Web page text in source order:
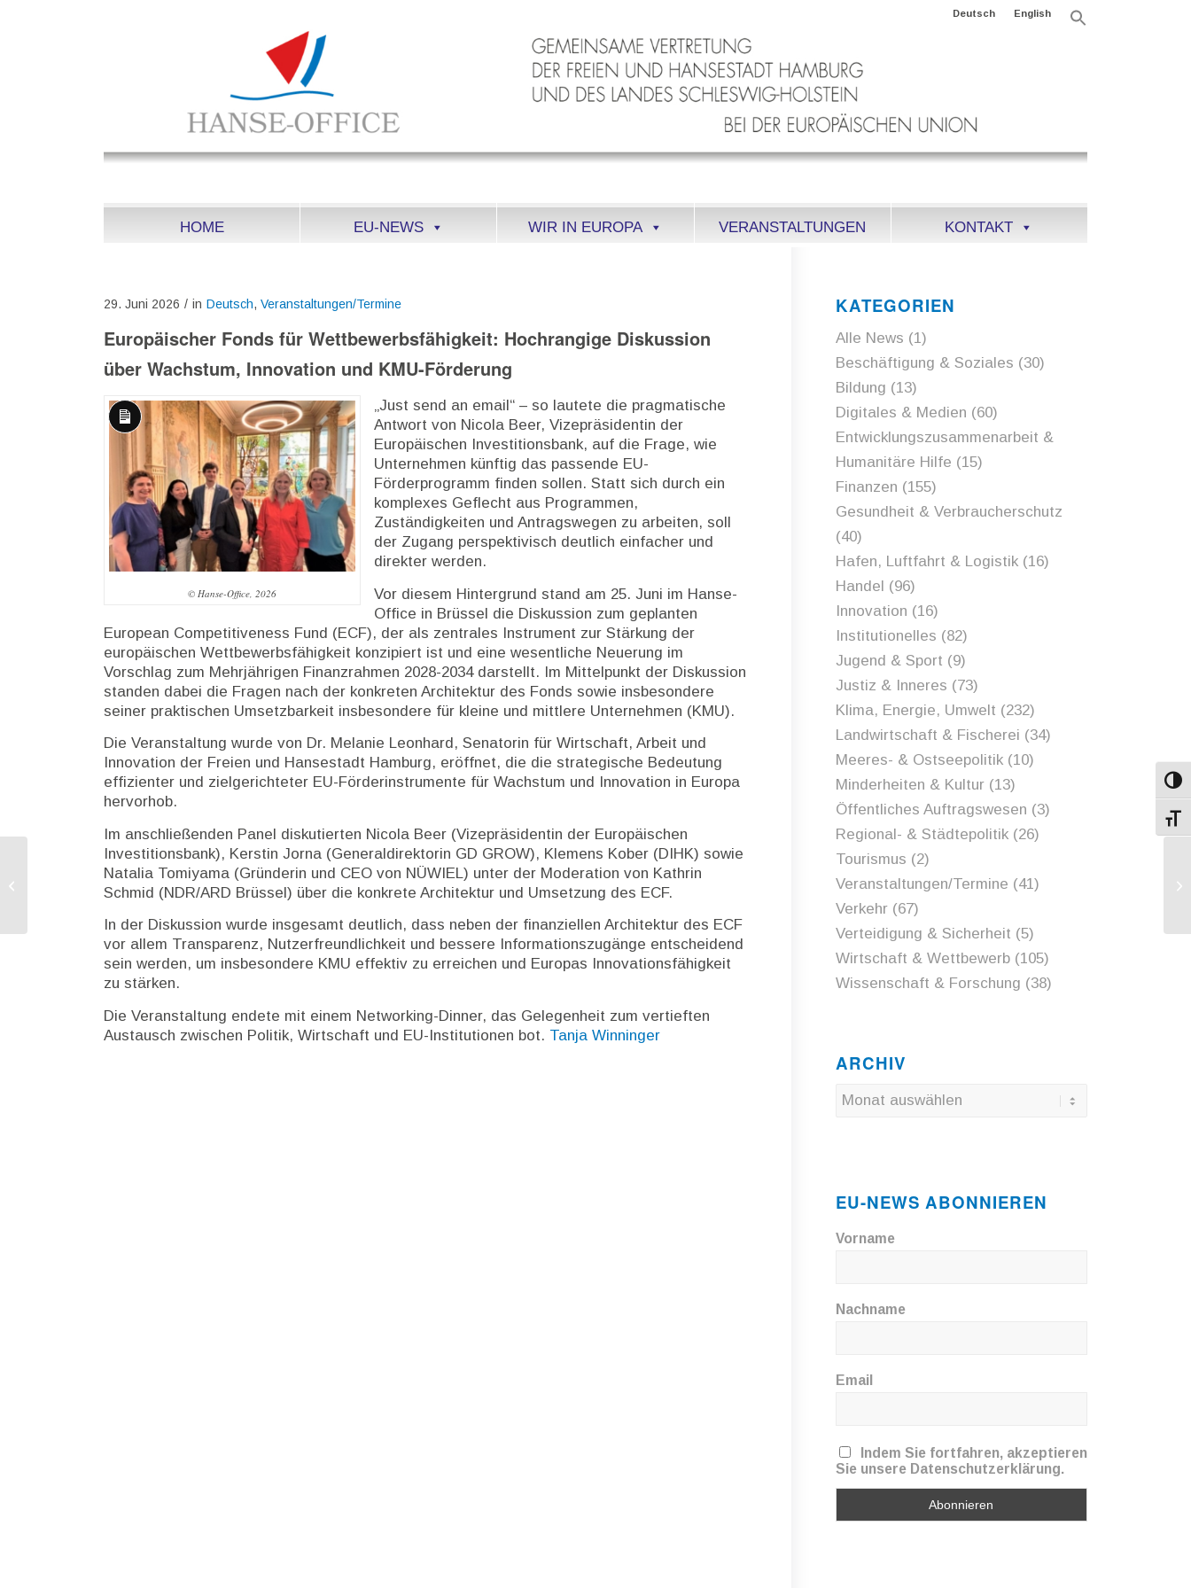
Deutsch English
HOME EU-NEWS WIR IN EUROPA VERANSTALTUNGEN KONTAKT
29. Juni 2026 / in Deutsch,Veranstaltungen/Termine
Europäischer Fonds für Wettbewerbsfähigkeit: Hochrangige Diskussion
über Wachstum, Innovation und KMU-Förderung
Lange
Beschreibung
© Hanse-Office, 2026
„Just send an email“ – so lautete die pragmatische
Antwort von Nicola Beer, Vizepräsidentin der
Europäischen Investitionsbank, auf die Frage, wie
Unternehmen künftig das passende EU-
Förderprogramm finden sollen. Statt sich durch ein
komplexes Geflecht aus Programmen,
Zuständigkeiten und Antragswegen zu arbeiten, soll
der Zugang perspektivisch deutlich einfacher und
direkter werden.
Vor diesem Hintergrund stand am 25. Juni im Hanse-
Office in Brüssel die Diskussion zum geplanten
European Competitiveness Fund (ECF), der als zentrales Instrument zur Stärkung der
europäischen Wettbewerbsfähigkeit konzipiert ist und eine wesentliche Neuerung im
Vorschlag zum Mehrjährigen Finanzrahmen 2028-2034 darstellt. Im Mittelpunkt der Diskussion
standen dabei die Fragen nach der konkreten Architektur des Fonds sowie insbesondere
seiner praktischen Umsetzbarkeit insbesondere für kleine und mittlere Unternehmen (KMU).
Die Veranstaltung wurde von Dr. Melanie Leonhard, Senatorin für Wirtschaft, Arbeit und
Innovation der Freien und Hansestadt Hamburg, eröffnet, die die strategische Bedeutung
effizienter und zielgerichteter EU-Förderinstrumente für Wachstum und Innovation in Europa
hervorhob.
Im anschließenden Panel diskutierten Nicola Beer (Vizepräsidentin der Europäischen
Investitionsbank), Kerstin Jorna (Generaldirektorin GD GROW), Klemens Kober (DIHK) sowie
Natalia Tomiyama (Gründerin und CEO von NÜWIEL) unter der Moderation von Kathrin
Schmid (NDR/ARD Brüssel) über die konkrete Architektur und Umsetzung des ECF.
In der Diskussion wurde insgesamt deutlich, dass neben der finanziellen Architektur des ECF
vor allem Transparenz, Nutzerfreundlichkeit und bessere Informationszugänge entscheidend
sein werden, um insbesondere KMU effektiv zu erreichen und Europas Innovationsfähigkeit
zu stärken.
Die Veranstaltung endete mit einem Networking-Dinner, das Gelegenheit zum vertieften
Austausch zwischen Politik, Wirtschaft und EU-Institutionen bot. Tanja Winninger
KATEGORIEN
Alle News (1)
Beschäftigung & Soziales (30)
Bildung (13)
Digitales & Medien (60)
Entwicklungszusammenarbeit &
Humanitäre Hilfe (15)
Finanzen (155)
Gesundheit & Verbraucherschutz
(40)
Hafen, Luftfahrt & Logistik(16)
Handel (96)
Innovation (16)
Institutionelles (82)
Jugend & Sport (9)
Justiz & Inneres (73)
Klima, Energie, Umwelt (232)
Landwirtschaft & Fischerei (34)
Meeres- & Ostseepolitik(10)
Minderheiten & Kultur(13)
Öffentliches Auftragswesen (3)
Regional- & Städtepolitik(26)
Tourismus (2)
Veranstaltungen/Termine (41)
Verkehr(67)
Verteidigung & Sicherheit (5)
Wirtschaft & Wettbewerb(105)
Wissenschaft & Forschung (38)
ARCHIV
EU-NEWS ABONNIEREN
Vorname
Nachname
Email
Indem Sie fortfahren, akzeptieren
Sie unsere Datenschutzerklärung.
Ratsposition zur Überarbeitung des
EU-Rahmens für betriebliche